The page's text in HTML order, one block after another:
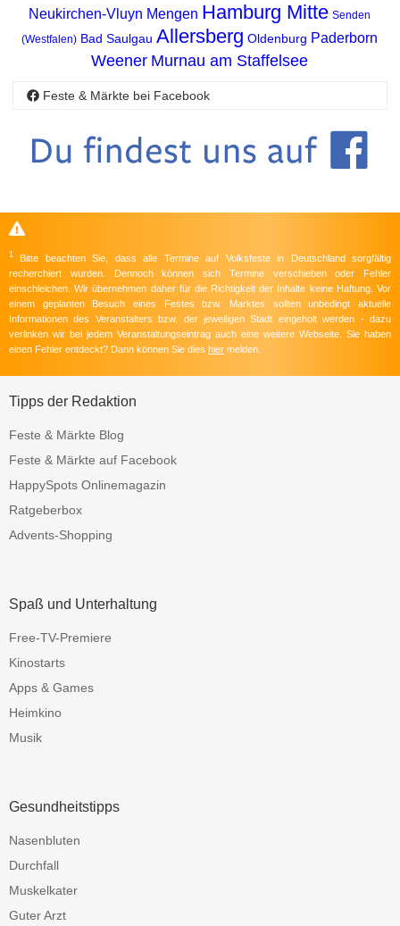
Neukirchen-Vluyn Mengen Hamburg Mitte Senden
(Westfalen) Bad Saulgau Allersberg Oldenburg Paderborn
Weener Murnau am Staffelsee
Feste & Märkte bei Facebook
1 Bitte beachten Sie, dass alle Termine auf Volksfeste in Deutschland sorgfältig
recherchiert wurden. Dennoch können sich Termine verschieben oder Fehler
einschleichen. Wir übernehmen daher für die Richtigkeit der Inhalte keine Haftung. Vor
einem geplanten Besuch eines Festes bzw. Marktes sollten unbedingt aktuelle
Informationen des Veranstalters bzw. der jeweiligen Stadt eingeholt werden - dazu
verlinken wir bei jedem Veranstaltungseintrag auch eine weitere Webseite. Sie haben
einen Fehler entdeckt? Dann können Sie dies hier melden.
Tipps der Redaktion
Feste & Märkte Blog
Feste & Märkte auf Facebook
HappySpots Onlinemagazin
Ratgeberbox
Advents-Shopping
Spaß und Unterhaltung
Free-TV-Premiere
Kinostarts
Apps & Games
Heimkino
Musik
Gesundheitstipps
Nasenbluten
Durchfall
Muskelkater
Guter Arzt